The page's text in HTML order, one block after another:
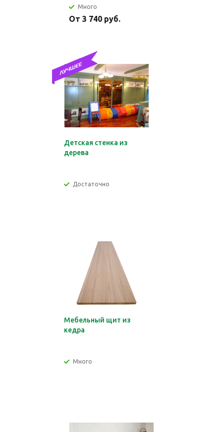
Много
От 3 740 руб.
Детская стенка из
дерева
Достаточно
Мебельный щит из
кедра
Много